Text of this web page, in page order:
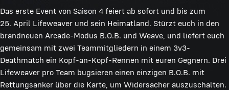
Das erste Event von Saison 4 feiert ab sofort und bis zum
25. April Lifeweaver und sein Heimatland. Stürzt euch in den
brandneuen Arcade-Modus B.O.B. und Weave, und liefert euch
gemeinsam mit zwei Teammitgliedern in einem 3v3-
Deathmatch ein Kopf-an-Kopf-Rennen mit euren Gegnern. Drei
Lifeweaver pro Team bugsieren einen einzigen B.O.B. mit
Rettungsanker über die Karte, um Widersacher auszuschalten.